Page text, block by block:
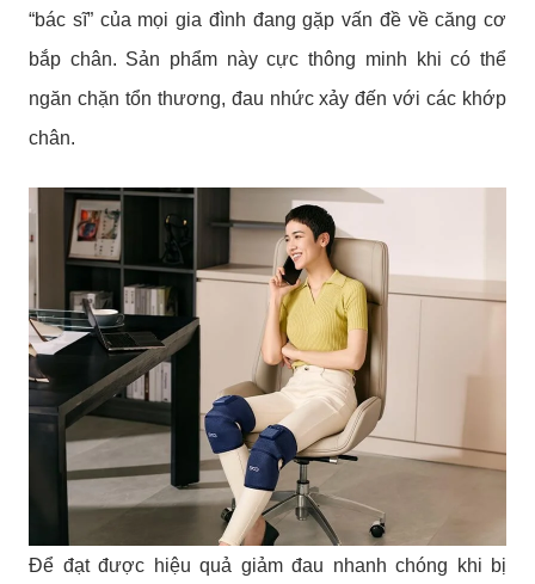
“bác sĩ” của mọi gia đình đang gặp vấn đề về căng cơ
bắp chân. Sản phẩm này cực thông minh khi có thể
ngăn chặn tổn thương, đau nhức xảy đến với các khớp
chân.
Để đạt được hiệu quả giảm đau nhanh chóng khi bị